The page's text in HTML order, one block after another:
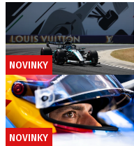
NOVINKY
NOVINKY